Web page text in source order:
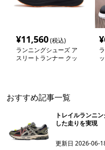
¥11,560(税込)
ランニングシューズ ア
スリートランナー クッ
¥
おすすめ記事一覧
トレイルランニ
した走りを実現
更新日2026-06-